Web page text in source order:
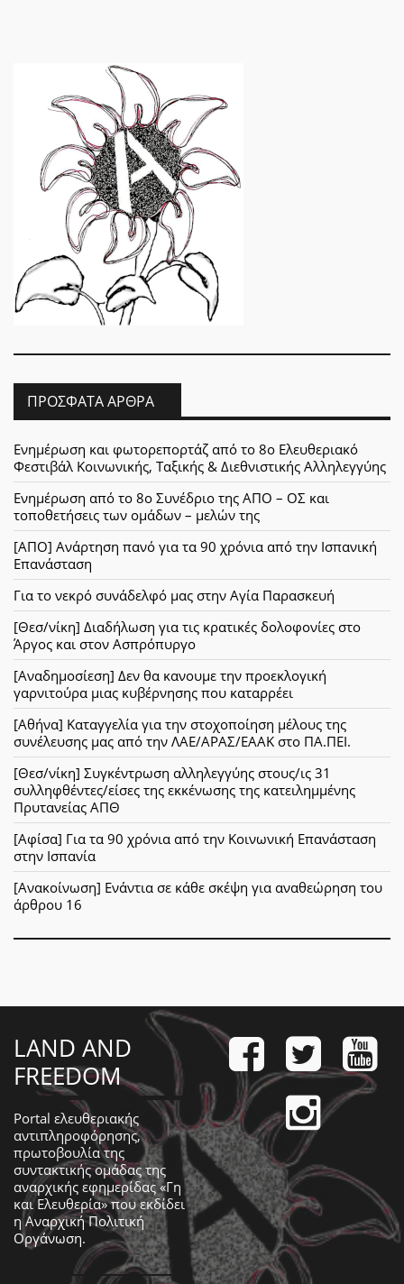
ΠΡΌΣΦΑΤΑ ΆΡΘΡΑ
Ενημέρωση και φωτορεπορτάζ από το 8ο Ελευθεριακό
Φεστιβάλ Κοινωνικής, Ταξικής & Διεθνιστικής Αλληλεγγύης
Ενημέρωση από το 8ο Συνέδριο της ΑΠΟ – ΟΣ και
τοποθετήσεις των ομάδων – μελών της
[ΑΠΟ] Ανάρτηση πανό για τα 90 χρόνια από την Ισπανική
Επανάσταση
Για το νεκρό συνάδελφό μας στην Αγία Παρασκευή
[Θεσ/νίκη] Διαδήλωση για τις κρατικές δολοφονίες στο
Άργος και στον Ασπρόπυργο
[Αναδημοσίεση] Δεν θα κανουμε την προεκλογική
γαρνιτούρα μιας κυβέρνησης που καταρρέει
[Αθήνα] Καταγγελία για την στοχοποίηση μέλους της
συνέλευσης μας από την ΛΑΕ/ΑΡΑΣ/ΕΑΑΚ στο ΠΑ.ΠΕΙ.
[Θεσ/νίκη] Συγκέντρωση αλληλεγγύης στους/ις 31
συλληφθέντες/είσες της εκκένωσης της κατειλημμένης
Πρυτανείας ΑΠΘ
[Αφίσα] Για τα 90 χρόνια από την Κοινωνική Επανάσταση
στην Ισπανία
[Ανακοίνωση] Ενάντια σε κάθε σκέψη για αναθεώρηση του
άρθρου 16
LAND AND
FREEDOM
Portal ελευθεριακής
αντιπληροφόρησης,
πρωτοβουλία της
συντακτικής ομάδας της
αναρχικής εφημερίδας «Γη
και Ελευθερία» που εκδίδει
ηΑναρχική Πολιτική
Οργάνωση.